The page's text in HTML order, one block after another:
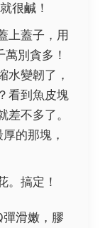
很鹹！
上蓋子，用
萬別貪多！
水變韌了，
看到魚皮塊
不多了。
的那塊，
。搞定！
滑嫩，膠